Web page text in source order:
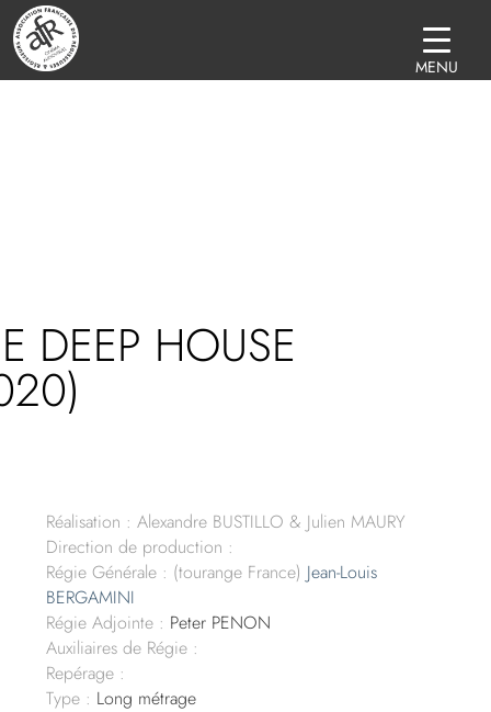
DEEP HOUSE
Réalisation : Alexandre BUSTILLO & Julien MAURY
Direction de production :
Régie Générale : (tourange France) Jean-Louis
BERGAMINI
Régie Adjointe : Peter PENON
Auxiliaires de Régie :
Repérage :
Type : Long métrage
MENU